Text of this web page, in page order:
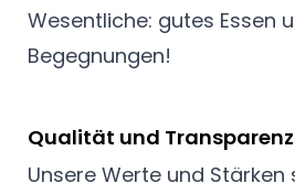
Wesentliche: gutes Essen
Begegnungen!
Qualität und Transparenz
Unsere Werte und Stärken